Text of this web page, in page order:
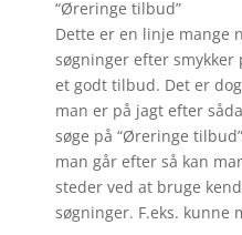
“Øreringe tilbud”
Dette er en linje mange
søgninger efter smykker
et godt tilbud. Det er
man er på jagt efter
søge på “Øreringe
man går efter så kan
steder ved at bruge
søgninger. F.eks. kunne